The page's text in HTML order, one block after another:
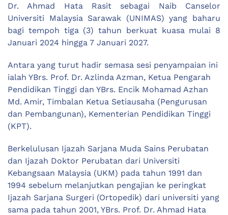
Dr. Ahmad Hata Rasit sebagai Naib Canselor
Universiti Malaysia Sarawak (UNIMAS) yang baharu
bagi tempoh tiga (3) tahun berkuat kuasa mulai 8
Januari 2024 hingga 7 Januari 2027.
Antara yang turut hadir semasa sesi penyampaian ini
ialah YBrs. Prof. Dr. Azlinda Azman, Ketua Pengarah
Pendidikan Tinggi dan YBrs. Encik Mohamad Azhan
Md. Amir, Timbalan Ketua Setiausaha (Pengurusan
dan Pembangunan), Kementerian Pendidikan Tinggi
(KPT).
Berkelulusan Ijazah Sarjana Muda Sains Perubatan
dan Ijazah Doktor Perubatan dari Universiti
Kebangsaan Malaysia (UKM) pada tahun 1991 dan
1994 sebelum melanjutkan pengajian ke peringkat
Ijazah Sarjana Surgeri (Ortopedik) dari universiti yang
sama pada tahun 2001, YBrs. Prof. Dr. Ahmad Hata